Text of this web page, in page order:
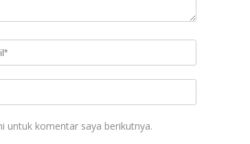
untuk komentar saya berikutnya.